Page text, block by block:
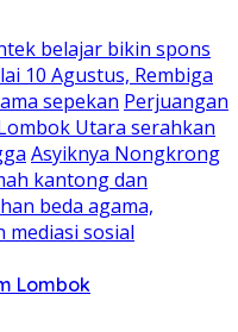
belajar bikin spons
10 Agustus, Rembiga
sepekan Perjuangan
Utara serahkan
Asyiknya Nongkrong
kantong dan
beda agama,
mediasi sosial
Lombok